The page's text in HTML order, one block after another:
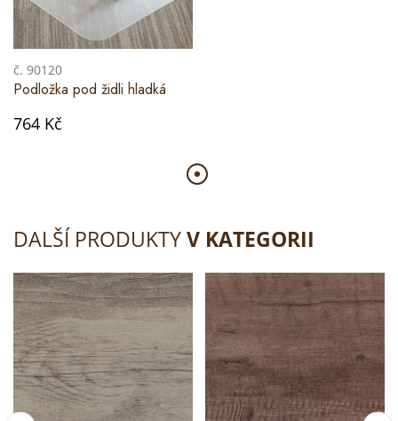
č. 90120
Podložka pod židli hladká
764 Kč
DALŠÍ PRODUKTYV KATEGORII